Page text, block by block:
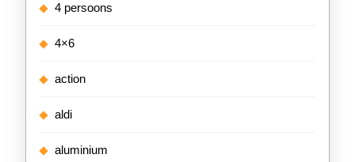
4 persoons
4×6
action
aldi
aluminium